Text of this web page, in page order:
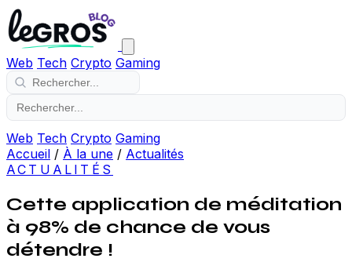
Web Tech Crypto Gaming
Web Tech Crypto Gaming
Accueil / À la une / Actualités
ACTUALITÉS
Cette application de méditation
à 98% de chance de vous
détendre !